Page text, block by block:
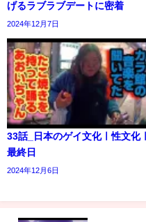
げるラブラブデートに密着
2024年12月7日
33話_日本のゲイ文化ㅣ性文化ㅣ
最終日
2024年12月6日